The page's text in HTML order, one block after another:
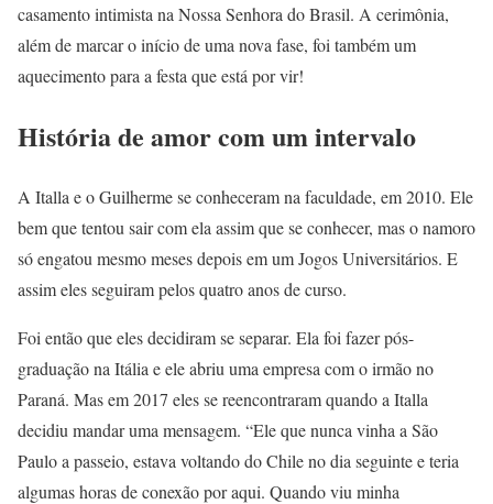
casamento intimista na Nossa Senhora do Brasil. A cerimônia,
além de marcar o início de uma nova fase, foi também um
aquecimento para a festa que está por vir!
História de amor com um intervalo
A Italla e o Guilherme se conheceram na faculdade, em 2010. Ele
bem que tentou sair com ela assim que se conhecer, mas o namoro
só engatou mesmo meses depois em um Jogos Universitários. E
assim eles seguiram pelos quatro anos de curso.
Foi então que eles decidiram se separar. Ela foi fazer pós-
graduação na Itália e ele abriu uma empresa com o irmão no
Paraná. Mas em 2017 eles se reencontraram quando a Italla
decidiu mandar uma mensagem. “Ele que nunca vinha a São
Paulo a passeio, estava voltando do Chile no dia seguinte e teria
algumas horas de conexão por aqui. Quando viu minha